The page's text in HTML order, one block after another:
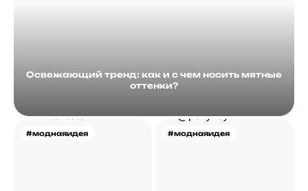
Освежающий тренд: как и с чем носить мятные
оттенки?
#моднаяидея #моднаяидея